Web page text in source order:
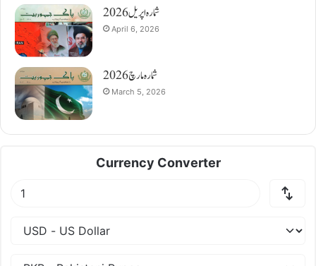
شمارہ اپریل 2026
April 6, 2026
شمارہ مارچ 2026
March 5, 2026
Currency Converter